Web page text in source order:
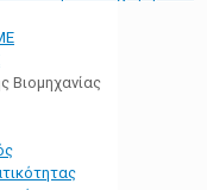
Βιομηχανίας